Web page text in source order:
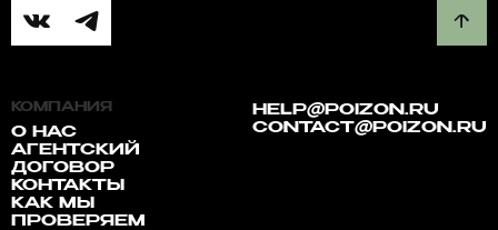
КОМПАНИЯ
О НАС
АГЕНТСКИЙ
ДОГОВОР
КОНТАКТЫ
КАК МЫ
ПРОВЕРЯЕМ
HELP@POIZON.RU
CONTACT@POIZON.RU